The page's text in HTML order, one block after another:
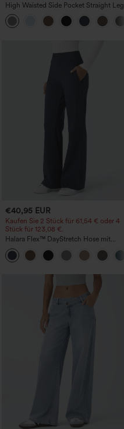
High Waisted Side Pocket Straight Leg
Work Pants
€40,95 EUR
Kaufen Sie 2 Stück für 61,54 € oder 4
Stück für 123,08 €.
Halara Flex™ DayStretch Hose mit
mittlerer Bundhöhe, seitlicher
Reißverschlusstasche und
Work‑Flare‑Schnitt